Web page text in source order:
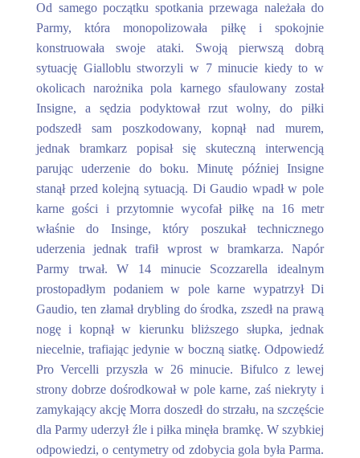
Od samego początku spotkania przewaga należała do
Parmy, która monopolizowała piłkę i spokojnie
konstruowała swoje ataki. Swoją pierwszą dobrą
sytuację Gialloblu stworzyli w 7 minucie kiedy to w
okolicach narożnika pola karnego sfaulowany został
Insigne, a sędzia podyktował rzut wolny, do piłki
podszedł sam poszkodowany, kopnął nad murem,
jednak bramkarz popisał się skuteczną interwencją
parując uderzenie do boku. Minutę później Insigne
stanął przed kolejną sytuacją. Di Gaudio wpadł w pole
karne gości i przytomnie wycofał piłkę na 16 metr
właśnie do Insinge, który poszukał technicznego
uderzenia jednak trafił wprost w bramkarza. Napór
Parmy trwał. W 14 minucie Scozzarella idealnym
prostopadłym podaniem w pole karne wypatrzył Di
Gaudio, ten złamał drybling do środka, zszedł na prawą
nogę i kopnął w kierunku bliższego słupka, jednak
niecelnie, trafiając jedynie w boczną siatkę. Odpowiedź
Pro Vercelli przyszła w 26 minucie. Bifulco z lewej
strony dobrze dośrodkował w pole karne, zaś niekryty i
zamykający akcję Morra doszedł do strzału, na szczęście
dla Parmy uderzył źle i piłka minęła bramkę. W szybkiej
odpowiedzi, o centymetry od zdobycia gola była Parma.